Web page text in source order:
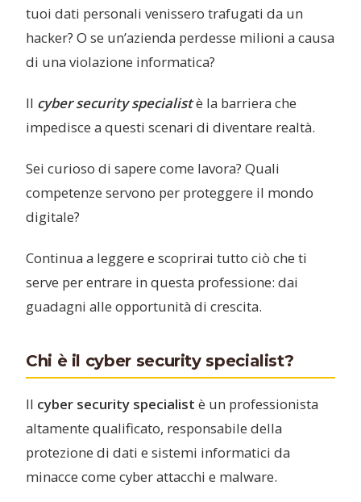
tuoi dati personali venissero trafugati da un
hacker? O se un’azienda perdesse milioni a causa
di una violazione informatica?
Il cyber security specialistè la barriera che
impedisce a questi scenari di diventare realtà.
Sei curioso di sapere come lavora? Quali
competenze servono per proteggere il mondo
digitale?
Continua a leggere e scoprirai tutto ciò che ti
serve per entrare in questa professione: dai
guadagni alle opportunità di crescita.
Chi è il cyber security specialist?
Il cyber security specialist è un professionista
altamente qualificato, responsabile della
protezione di dati e sistemi informatici da
minacce come cyber attacchi e malware.